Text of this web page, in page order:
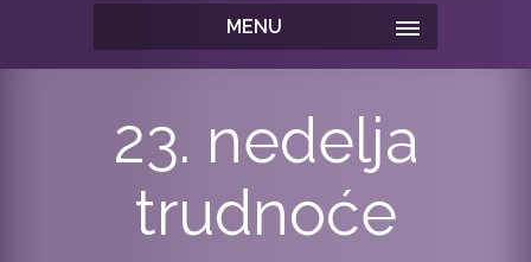
MENU
23. nedelja
trudnoće